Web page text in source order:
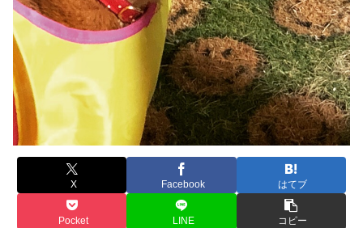
X Facebook はてブ
Pocket LINE コピー